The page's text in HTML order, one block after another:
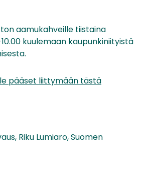
aamukahveille tiistaina
10.00 kuulemaan kaupunkiniityistä
pääset liittymään tästä
Riku Lumiaro, Suomen